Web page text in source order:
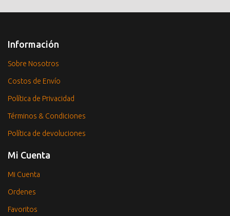
Información
Sobre Nosotros
Costos de Envío
Política de Privacidad
Términos & Condiciones
Política de devoluciones
Mi Cuenta
Mi Cuenta
Ordenes
Favoritos